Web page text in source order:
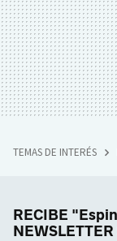
TEMAS DE INTERÉS
RECIBE